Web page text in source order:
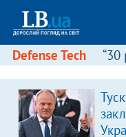
Defense Tech “30